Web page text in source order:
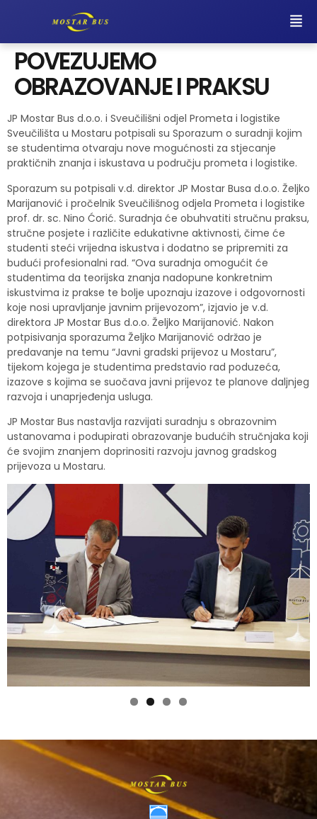
POVEZUJEMO
OBRAZOVANJE I PRAKSU
JP Mostar Bus d.o.o. i Sveučilišni odjel Prometa i logistike
Sveučilišta u Mostaru potpisali su Sporazum o suradnji kojim
se studentima otvaraju nove mogućnosti za stjecanje
praktičnih znanja i iskustava u području prometa i logistike.
Sporazum su potpisali v.d. direktor JP Mostar Busa d.o.o. Željko
Marijanović i pročelnik Sveučilišnog odjela Prometa i logistike
prof. dr. sc. Nino Ćorić. Suradnja će obuhvatiti stručnu praksu,
stručne posjete i različite edukativne aktivnosti, čime će
studenti steći vrijedna iskustva i dodatno se pripremiti za
budući profesionalni rad. “Ova suradnja omogućit će
studentima da teorijska znanja nadopune konkretnim
iskustvima iz prakse te bolje upoznaju izazove i odgovornosti
koje nosi upravljanje javnim prijevozom”, izjavio je v.d.
direktora JP Mostar Bus d.o.o. Željko Marijanović. Nakon
potpisivanja sporazuma Željko Marijanović održao je
predavanje na temu “Javni gradski prijevoz u Mostaru”,
tijekom kojega je studentima predstavio rad poduzeća,
izazove s kojima se suočava javni prijevoz te planove daljnjeg
razvoja i unaprjeđenja usluga.
JP Mostar Bus nastavlja razvijati suradnju s obrazovnim
ustanovama i podupirati obrazovanje budućih stručnjaka koji
će svojim znanjem doprinositi razvoju javnog gradskog
prijevoza u Mostaru.